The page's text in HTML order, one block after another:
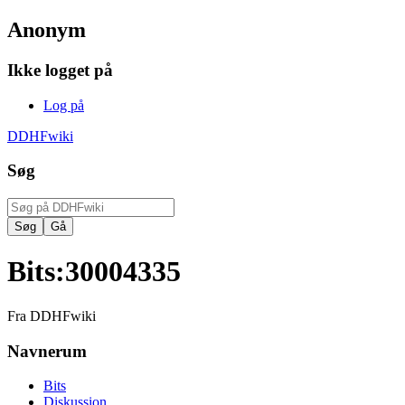
Anonym
Ikke logget på
Log på
DDHFwiki
Søg
Bits:30004335
Fra DDHFwiki
Navnerum
Bits